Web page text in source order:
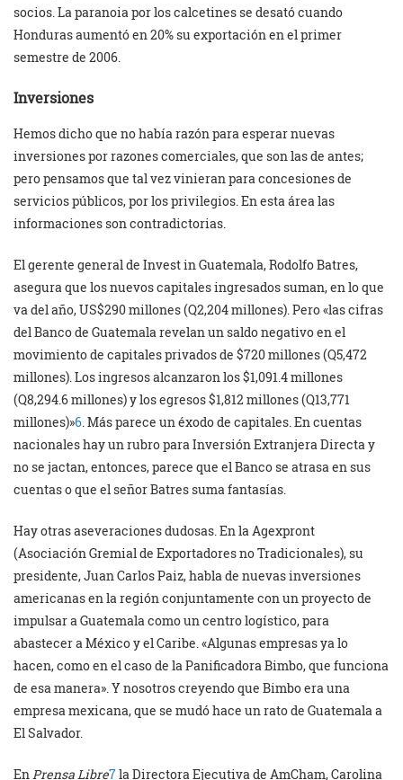
socios. La paranoia por los calcetines se desató cuando
Honduras aumentó en 20% su exportación en el primer
semestre de 2006.
Inversiones
Hemos dicho que no había razón para esperar nuevas
inversiones por razones comerciales, que son las de antes;
pero pensamos que tal vez vinieran para concesiones de
servicios públicos, por los privilegios. En esta área las
informaciones son contradictorias.
El gerente general de Invest in Guatemala, Rodolfo Batres,
asegura que los nuevos capitales ingresados suman, en lo que
va del año, US$290 millones (Q2,204 millones). Pero «las cifras
del Banco de Guatemala revelan un saldo negativo en el
movimiento de capitales privados de $720 millones (Q5,472
millones). Los ingresos alcanzaron los $1,091.4 millones
(Q8,294.6 millones) y los egresos $1,812 millones (Q13,771
millones)»6. Más parece un éxodo de capitales. En cuentas
nacionales hay un rubro para Inversión Extranjera Directa y
no se jactan, entonces, parece que el Banco se atrasa en sus
cuentas o que el señor Batres suma fantasías.
Hay otras aseveraciones dudosas. En la Agexpront
(Asociación Gremial de Exportadores no Tradicionales), su
presidente, Juan Carlos Paiz, habla de nuevas inversiones
americanas en la región conjuntamente con un proyecto de
impulsar a Guatemala como un centro logístico, para
abastecer a México y el Caribe. «Algunas empresas ya lo
hacen, como en el caso de la Panificadora Bimbo, que funciona
de esa manera». Y nosotros creyendo que Bimbo era una
empresa mexicana, que se mudó hace un rato de Guatemala a
El Salvador.
EnPrensa Libre7la Directora Ejecutiva de AmCham, Carolina